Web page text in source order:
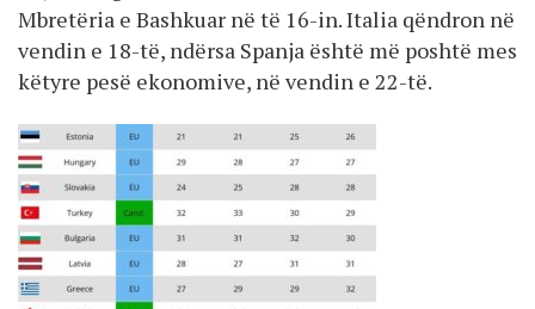
Mbretëria e Bashkuar në të 16-in. Italia qëndron në
vendin e 18-të, ndërsa Spanja është më poshtë mes
këtyre pesë ekonomive, në vendin e 22-të.